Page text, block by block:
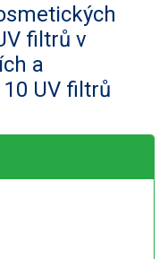
filtrů v
a
UV filtrů